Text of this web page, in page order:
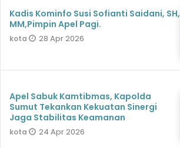
Kadis Kominfo Susi Sofianti Saidani, SH,
MM,Pimpin Apel Pagi.
kota 28 Apr 2026
Apel Sabuk Kamtibmas, Kapolda
Sumut Tekankan Kekuatan Sinergi
Jaga Stabilitas Keamanan
kota 24 Apr 2026